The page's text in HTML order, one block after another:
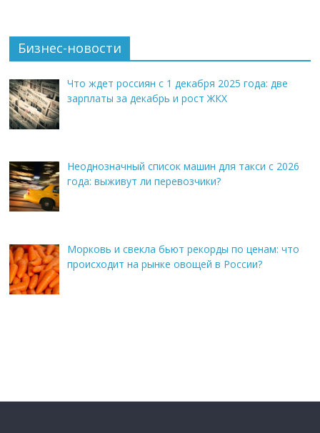
Бизнес-новости
Что ждет россиян с 1 декабря 2025 года: две
зарплаты за декабрь и рост ЖКХ
Неоднозначный список машин для такси с 2026
года: выживут ли перевозчики?
Морковь и свекла бьют рекорды по ценам: что
происходит на рынке овощей в России?